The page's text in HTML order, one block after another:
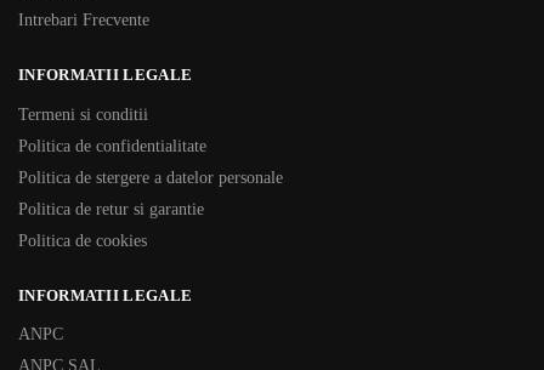
Intrebari Frecvente
INFORMATII LEGALE
Termeni si conditii
Politica de confidentialitate
Politica de stergere a datelor personale
Politica de retur si garantie
Politica de cookies
INFORMATII LEGALE
ANPC
ANPC SAL